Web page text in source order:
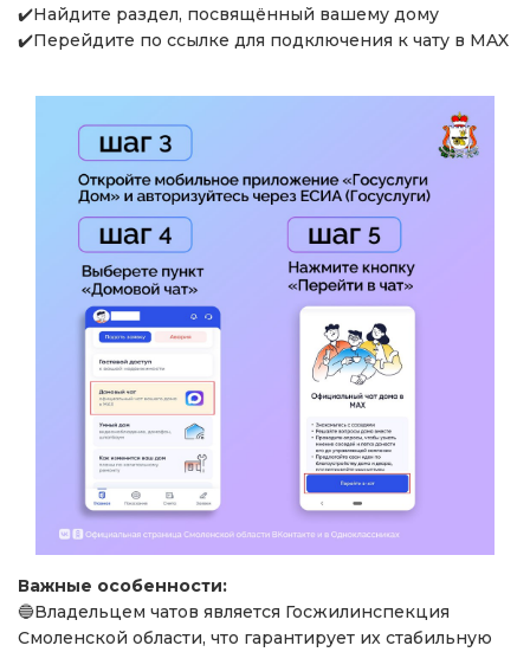
✔️Найдите раздел, посвящённый вашему дому
✔️Перейдите по ссылке для подключения к чату в MAX
Важные особенности:
🔵Владельцем чатов является Госжилинспекция
Смоленской области, что гарантирует их стабильную